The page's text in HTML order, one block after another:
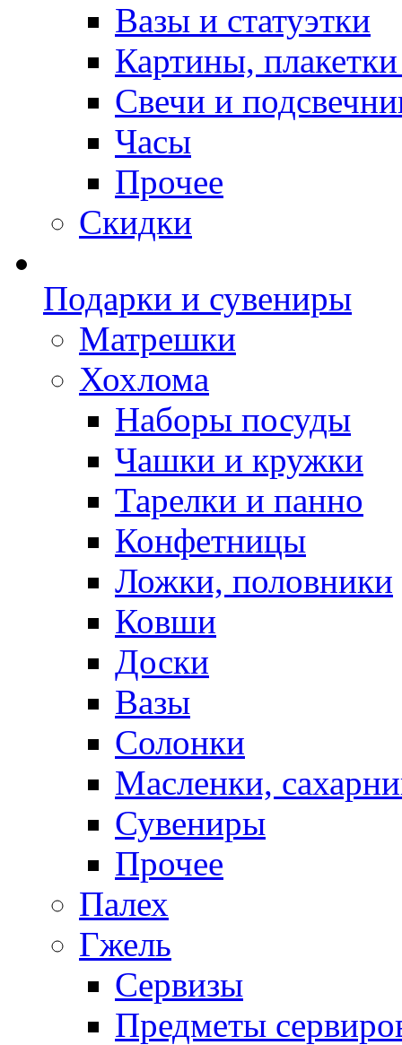
Вазы и статуэтки
Картины,
Свечи и
Часы
Прочее
Скидки
Подарки и сувениры
Матрешки
Хохлома
Наборы посуды
Чашки и кружки
Тарелки и панно
Конфетницы
Ложки, половники
Ковши
Доски
Вазы
Солонки
Масленки,
Сувениры
Прочее
Палех
Гжель
Сервизы
Предметы